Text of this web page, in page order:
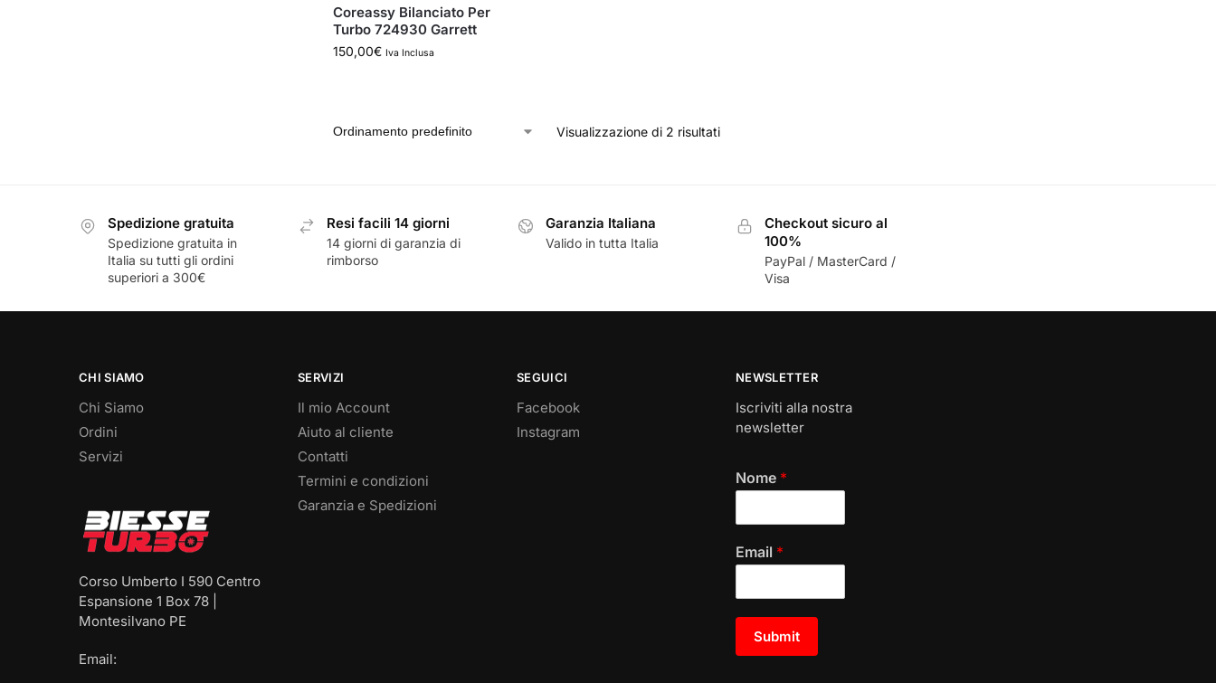
Coreassy Bilanciato Per
Turbo 724930 Garrett
150,00€ Iva Inclusa
Visualizzazione di 2 risultati
Spedizione gratuita
Spedizione gratuita in
Italia su tutti gli ordini
superiori a 300€
Resi facili 14 giorni
14 giorni di garanzia di
rimborso
Garanzia Italiana
Valido in tutta Italia
Checkout sicuro al
100%
PayPal / MasterCard /
Visa
CHI SIAMO
Chi Siamo
Ordini
Servizi
Corso Umberto I 590 Centro
Espansione 1 Box 78 |
Montesilvano PE
Email:
SERVIZI
Il mio Account
Aiuto al cliente
Contatti
Termini e condizioni
Garanzia e Spedizioni
SEGUICI
Facebook
Instagram
NEWSLETTER
Iscriviti alla nostra
newsletter
Nome *
Email *
Submit